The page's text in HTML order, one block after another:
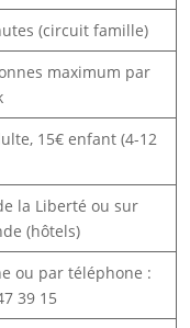
(circuit famille)
maximum par
15€ enfant (4-12
la Liberté ou sur
(hôtels)
ou par téléphone :
39 15